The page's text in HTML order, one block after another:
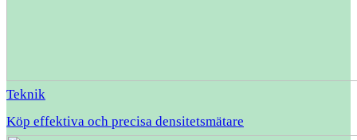
Teknik
Köp effektiva och precisa densitetsmätare